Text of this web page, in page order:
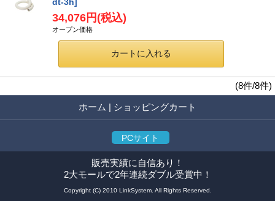
34,076円 (税込)
オープン価格
(8件/8件)
ホーム | ショッピングカート
PCサイト
販売実績に自信あり！
2大モールで2年連続ダブル受賞中！
Copyright (C) 2010 LinkSystem. All Rights Reserved.